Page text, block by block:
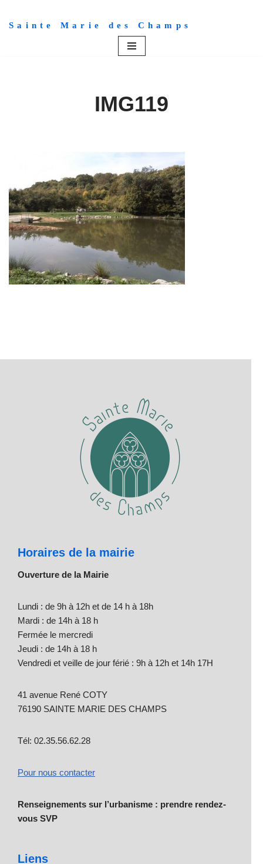
Aller
Sainte Marie des Champs
IMG119
Horaires de la mairie
Ouverture de la Mairie
Lundi : de 9h à 12h et de 14 h à 18h
Mardi : de 14h à 18 h
Fermée le mercredi
Jeudi : de 14h à 18 h
Vendredi et veille de jour férié : 9h à 12h et 14h 17H
41 avenue René COTY
76190 SAINTE MARIE DES CHAMPS
Tél: 02.35.56.62.28
Pour nous contacter
Renseignements sur l’urbanisme : prendre rendez-
vous SVP
Liens